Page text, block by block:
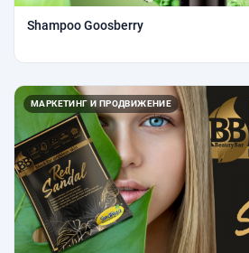
Shampoo Goosberry
МАРКЕТИНГ И ПРОДВИЖЕНИЕ